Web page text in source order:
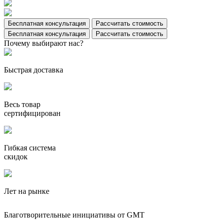
Бесплатная консультация
Рассчитать стоимость
Бесплатная консультация
Рассчитать стоимость
Почему выбирают нас?
Быстрая доставка
Весь товар
сертифицирован
Гибкая система
скидок
Лет на рынке
Благотворительные инициативы от GMT